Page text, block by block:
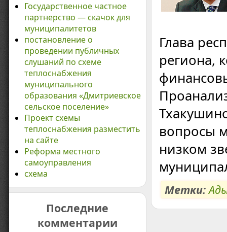
Государственное частное
партнерство — скачок для
муниципалитетов
постановление о
проведении публичных
слушаний по схеме
теплоснабжения
муниципального
образования «Дмитриевское
сельское поселение»
Проект схемы
теплоснабжения разместить
на сайте
Реформа местного
самоуправления
схема
Последние
комментарии
Глава
региона,
вопросы
низком
Метки: